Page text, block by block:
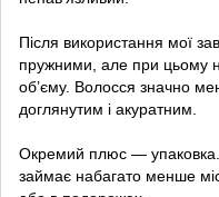
Після використання мої
пружними, але при цьому
об’єму. Волосся значно
доглянутим і акуратним.
Окремий плюс —
займає набагато менше